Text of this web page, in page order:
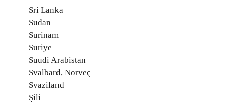
Sri Lanka
Sudan
Surinam
Suriye
Suudi Arabistan
Svalbard, Norveç
Svaziland
Şili